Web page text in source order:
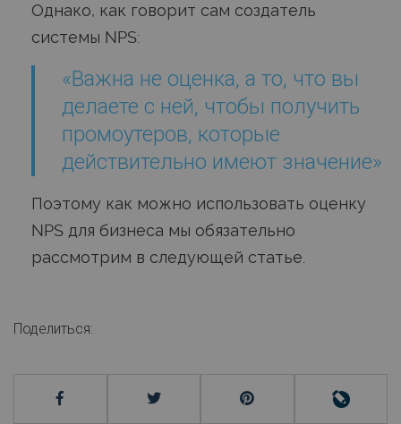
Однако, как говорит сам создатель
системы NPS:
«Важна не оценка, а то, что вы
делаете с ней, чтобы получить
промоутеров, которые
действительно имеют значение»
Поэтому как можно использовать оценку
NPS для бизнеса мы обязательно
рассмотрим в следующей статье.
Поделиться: